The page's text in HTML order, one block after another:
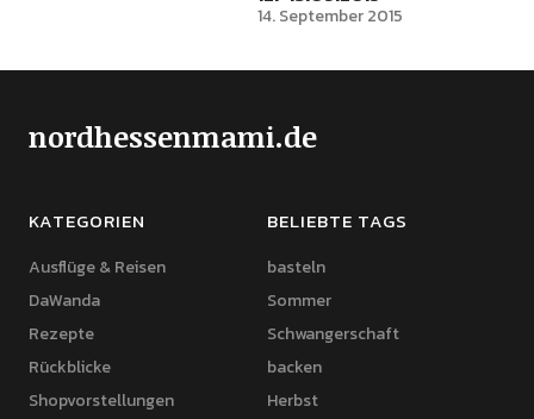
14. September 2015
nordhessenmami.de
KATEGORIEN
Ausflüge & Reisen
DaWanda
Rezepte
Rückblicke
Shopvorstellungen
BELIEBTE TAGS
basteln
Sommer
Schwangerschaft
backen
Herbst